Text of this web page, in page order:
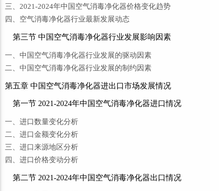
三、2021-2024年中国空气消毒净化器价格变化趋势
四、空气消毒净化器行业最新发展动态
第三节 中国空气消毒净化器行业发展影响因素
一、中国空气消毒净化器行业发展的驱动因素
二、中国空气消毒净化器行业发展的制约因素
第五章 中国空气消毒净化器进出口市场发展情况
第一节 2021-2024年中国空气消毒净化器进口情况
一、进口数量变化分析
二、进口金额变化分析
三、进口来源地区分析
四、进口价格变动分析
第二节 2021-2024年中国空气消毒净化器出口情况